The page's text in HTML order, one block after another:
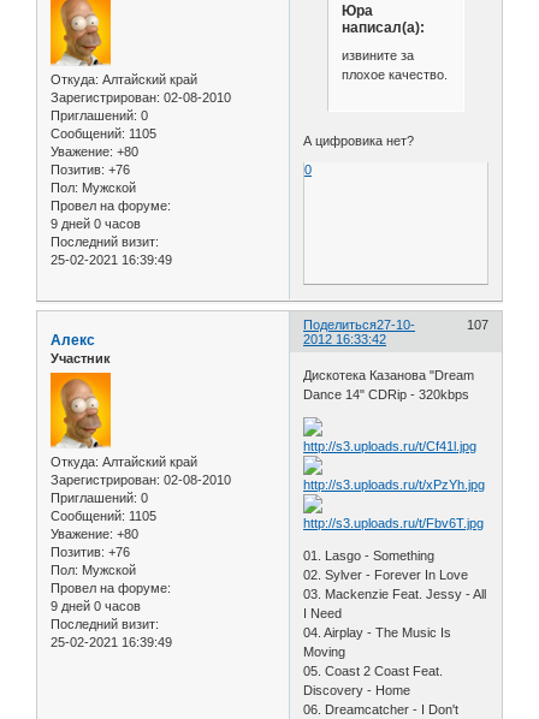
Откуда: Алтайский край
Зарегистрирован: 02-08-2010
Приглашений: 0
Сообщений: 1105
Уважение: +80
Позитив: +76
Пол: Мужской
Провел на форуме:
9 дней 0 часов
Последний визит:
25-02-2021 16:39:49
Юра
написал(а):
извините за
плохое качество.
А цифровика нет?
0
Поделиться 107
27-10-
2012 16:33:42
Алекс
Участник
Откуда: Алтайский край
Зарегистрирован: 02-08-2010
Приглашений: 0
Сообщений: 1105
Уважение: +80
Позитив: +76
Пол: Мужской
Провел на форуме:
9 дней 0 часов
Последний визит:
25-02-2021 16:39:49
Дискотека Казанова "Dream
Dance 14" CDRip - 320kbps
01. Lasgo - Something
02. Sylver - Forever In Love
03. Mackenzie Feat. Jessy - All
I Need
04. Airplay - The Music Is
Moving
05. Coast 2 Coast Feat.
Discovery - Home
06. Dreamcatcher - I Don't